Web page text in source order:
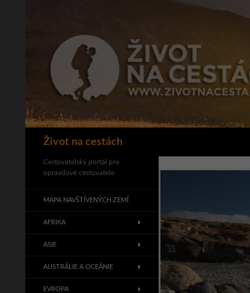
Život na cestách
Hledat
Cestovatelský portál pro
opravdové cestovatele.
MAPA NAVŠTÍVENÝCH ZEMÍ
AFRIKA
ASIE
AUSTRÁLIE A OCEÁNIE
EVROPA